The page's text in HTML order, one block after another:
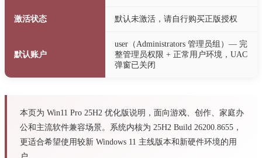
激活状态 默认未激活，请自行购买正版授权
默认账户
user（Administrators 管理员组）— 完
整管理员权限 + 正常用户环境，UAC
弹窗已关闭
本页为 Win11 Pro 25H2 优化版说明，面向游戏、创作、家庭办
公和主流软件兼容场景。系统内核为 25H2 Build 26200.8655，
更适合希望使用较新 Windows 11 主线版本和新硬件环境的用